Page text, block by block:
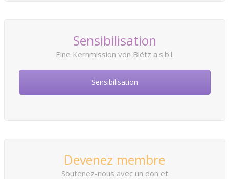
Sensibilisation
Eine Kernmission von Blëtz a.s.b.l.
Sensibilisation
Devenez membre
Soutenez-nous avec un don et